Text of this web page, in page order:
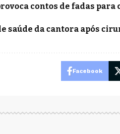
contos de fadas
saúde da cantora após
Facebook